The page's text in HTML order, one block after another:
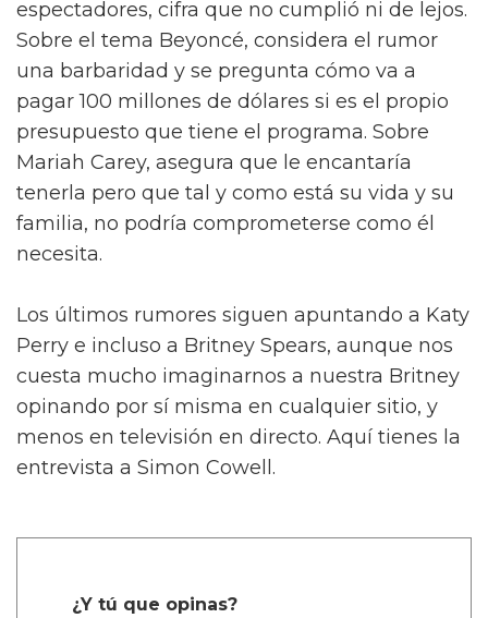
espectadores, cifra que no cumplió ni de lejos.
Sobre el tema Beyoncé, considera el rumor
una barbaridad y se pregunta cómo va a
pagar 100 millones de dólares si es el propio
presupuesto que tiene el programa. Sobre
Mariah Carey, asegura que le encantaría
tenerla pero que tal y como está su vida y su
familia, no podría comprometerse como él
necesita.
Los últimos rumores siguen apuntando a Katy
Perry e incluso a Britney Spears, aunque nos
cuesta mucho imaginarnos a nuestra Britney
opinando por sí misma en cualquier sitio, y
menos en televisión en directo. Aquí tienes la
entrevista a Simon Cowell.
¿Y tú que opinas?